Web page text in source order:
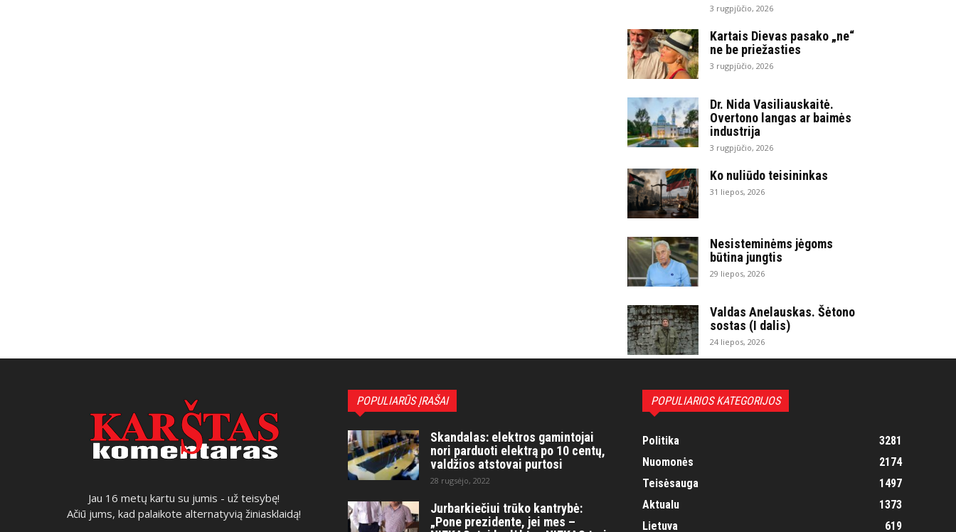
3 rugpjūčio, 2026
Kartais Dievas pasako „ne“
ne be priežasties
3 rugpjūčio, 2026
Dr. Nida Vasiliauskaitė.
Overtono langas ar baimės
industrija
3 rugpjūčio, 2026
Ko nuliūdo teisininkas
31 liepos, 2026
Nesisteminėms jėgoms
būtina jungtis
29 liepos, 2026
Valdas Anelauskas. Šėtono
sostas (I dalis)
24 liepos, 2026
Jau 16 metų kartu su jumis - už teisybę!
Ačiū jums, kad palaikote alternatyvią žiniasklaidą!
POPULIARŪS ĮRAŠAI
Skandalas: elektros gamintojai
nori parduoti elektrą po 10 centų,
valdžios atstovai purtosi
28 rugsėjo, 2022
Jurbarkiečiui trūko kantrybė:
„Pone prezidente, jei mes –
POPULIARIOS KATEGORIJOS
Politika
3281
Nuomonės
2174
Teisėsauga
1497
Aktualu
1373
Lietuva
619